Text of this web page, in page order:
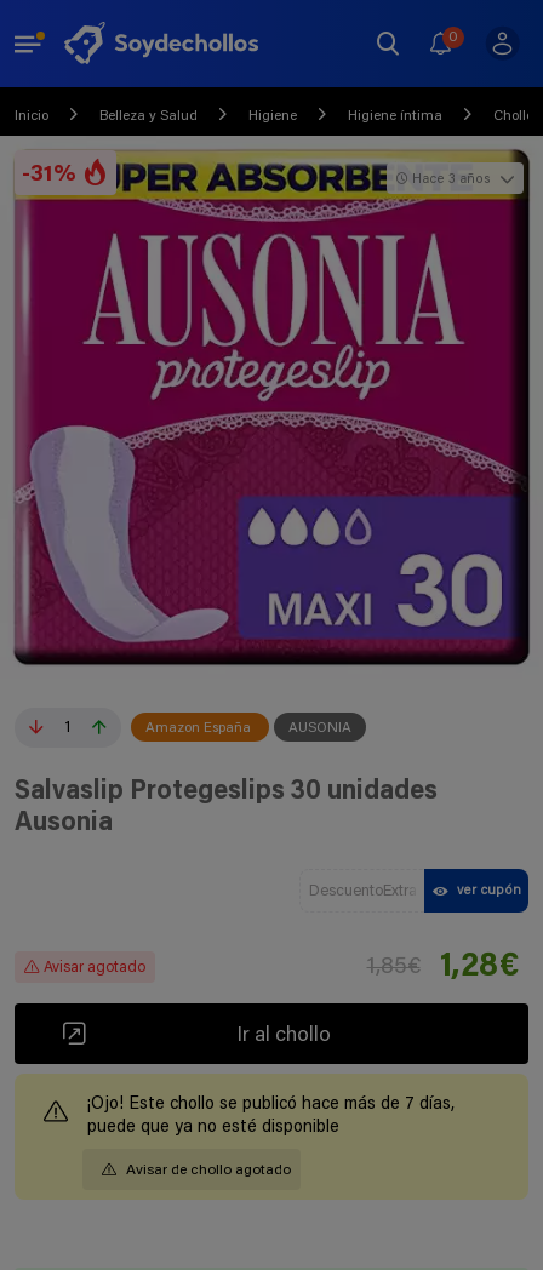
0
Inicio Belleza y Salud Higiene Higiene íntima Chollo
-31%
1 Amazon España AUSONIA
Hace 3 años
Salvaslip Protegeslips 30 unidades
Ausonia
DescuentoExtra ver cupón
Avisar agotado 1,85€ 1,28€
Ir al chollo
¡Ojo! Este chollo se publicó hace más de 7 días,
puede que ya no esté disponible
Avisar de chollo agotado